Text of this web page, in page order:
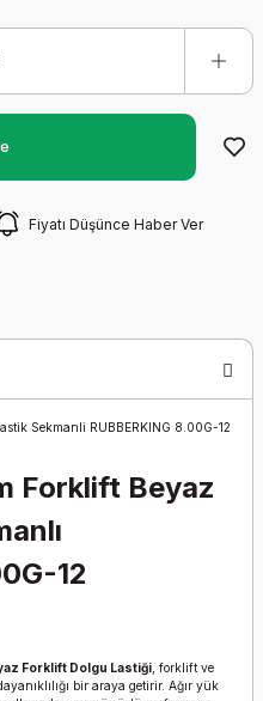
Fiyatı Düşünce Haber Ver
Sekmanli RUBBERKING 8.00G-12
Forklift Beyaz
12
Forklift Dolgu Lastiği , forklift ve
bir araya getirir. Ağır yük